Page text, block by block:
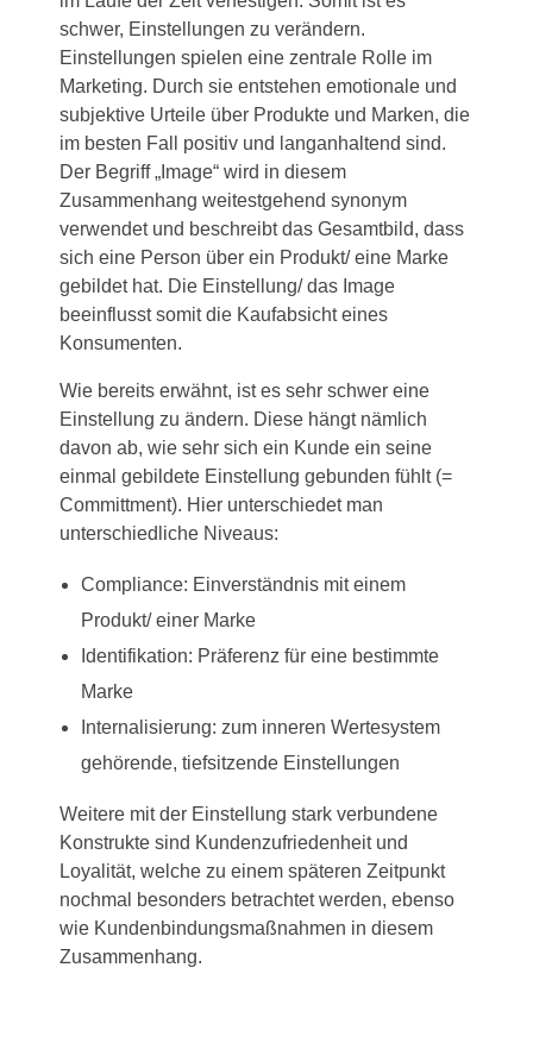
schwer, Einstellungen zu verändern.
Einstellungen spielen eine zentrale Rolle im
Marketing. Durch sie entstehen emotionale und
subjektive Urteile über Produkte und Marken, die
im besten Fall positiv und langanhaltend sind.
Der Begriff „Image“ wird in diesem
Zusammenhang weitestgehend synonym
verwendet und beschreibt das Gesamtbild, dass
sich eine Person über ein Produkt/ eine Marke
gebildet hat. Die Einstellung/ das Image
beeinflusst somit die Kaufabsicht eines
Konsumenten.
Wie bereits erwähnt, ist es sehr schwer eine
Einstellung zu ändern. Diese hängt nämlich
davon ab, wie sehr sich ein Kunde ein seine
einmal gebildete Einstellung gebunden fühlt (=
Committment). Hier unterschiedet man
unterschiedliche Niveaus:
Compliance: Einverständnis mit einem
Produkt/ einer Marke
Identifikation: Präferenz für eine bestimmte
Marke
Internalisierung: zum inneren Wertesystem
gehörende, tiefsitzende Einstellungen
Weitere mit der Einstellung stark verbundene
Konstrukte sind Kundenzufriedenheit und
Loyalität, welche zu einem späteren Zeitpunkt
nochmal besonders betrachtet werden, ebenso
wie Kundenbindungsmaßnahmen in diesem
Zusammenhang.